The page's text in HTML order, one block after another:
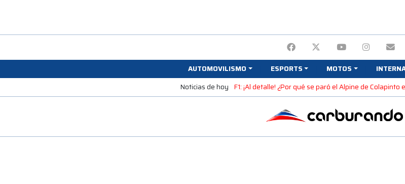
AUTOMOVILISMO ESPORTS MOTOS
Noticias de hoy F1: ¡Al detalle! ¿Por qué se paró el Alpine de